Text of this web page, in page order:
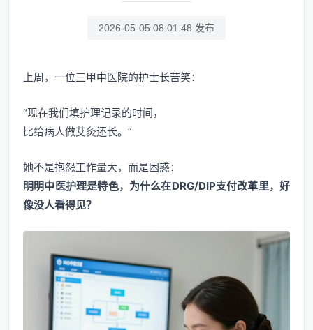
2026-05-05 08:01:48 发布
上周，一位三甲中医院的护士长苦笑：
“现在我们填护理记录的时间，
比给病人做艾灸还长。”
她不是抱怨工作量大，而是困惑：
明明中医护理是特色，为什么在DRG/DIP支付改革里，好
像没人看得见？